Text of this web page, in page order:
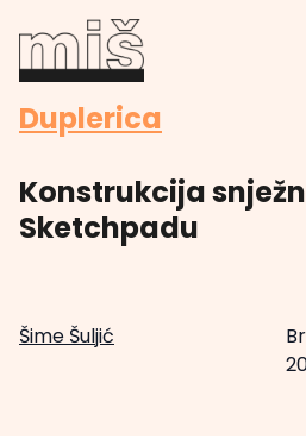
Duplerica
Konstrukcija
Sketchpadu
Šime Šuljić